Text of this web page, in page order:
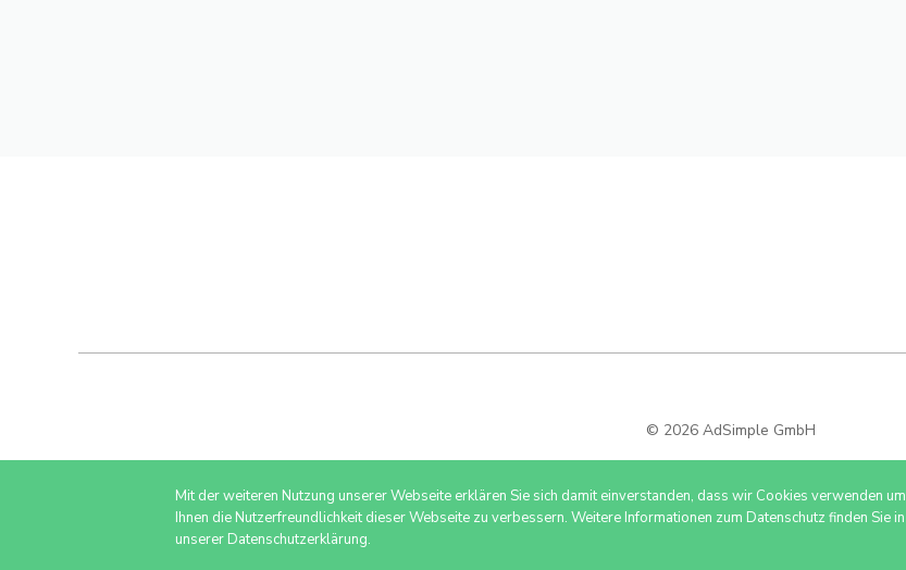
© 2026 AdSimple GmbH
Mit der weiteren Nutzung unserer Webseite erklären Sie sich damit einverstanden, dass wir Cookies verwenden um
Ihnen die Nutzerfreundlichkeit dieser Webseite zu verbessern. Weitere Informationen zum Datenschutz finden Sie in
unserer Datenschutzerklärung.